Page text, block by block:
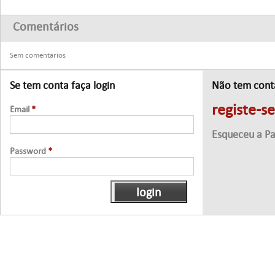
Comentários
Sem comentários
Se tem conta faça login
Email *
Password *
Não tem
registe-
Esqueceu a